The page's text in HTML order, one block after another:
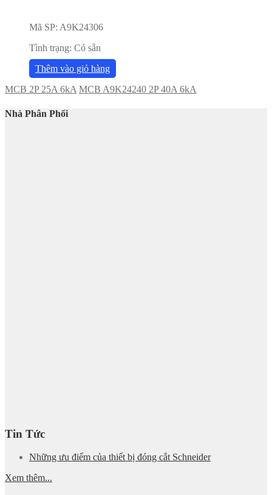
Mã SP: A9K24306
Tình trạng: Có sẵn
Thêm vào giỏ hàng
MCB 2P 25A 6kA MCB A9K24240 2P 40A 6kA
Nhà Phân Phối
Tin Tức
Những ưu điểm của thiết bị đóng cắt Schneider
Xem thêm...